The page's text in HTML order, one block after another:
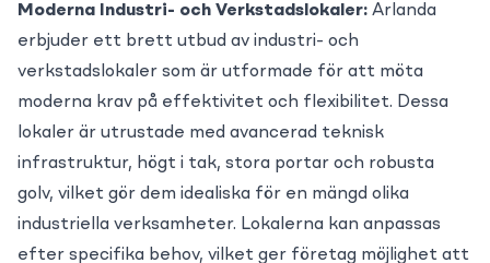
Moderna Industri- och Verkstadslokaler: Arlanda
erbjuder ett brett utbud av industri- och
verkstadslokaler som är utformade för att möta
moderna krav på effektivitet och flexibilitet. Dessa
lokaler är utrustade med avancerad teknisk
infrastruktur, högt i tak, stora portar och robusta
golv, vilket gör dem idealiska för en mängd olika
industriella verksamheter. Lokalerna kan anpassas
efter specifika behov, vilket ger företag möjlighet att